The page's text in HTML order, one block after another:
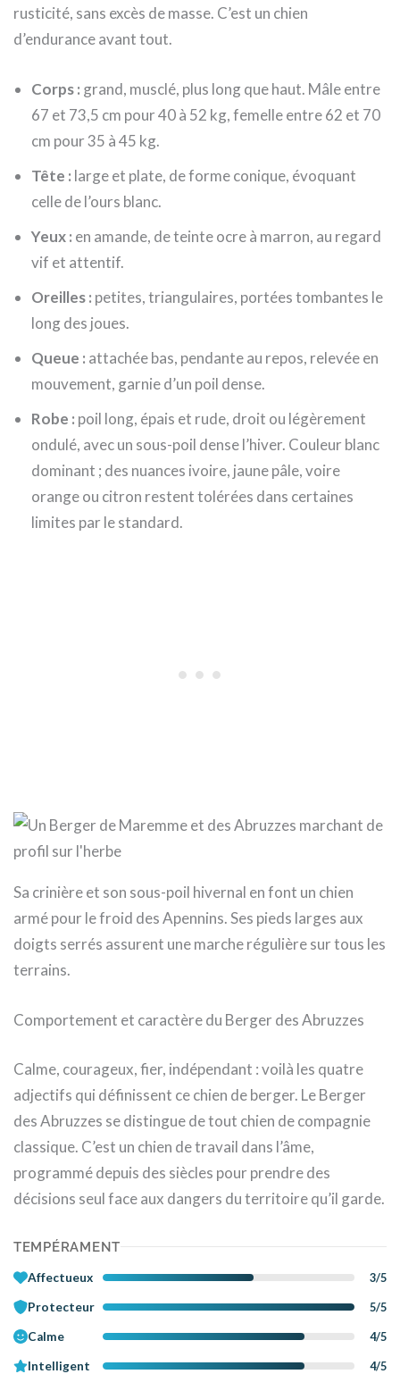
rusticité, sans excès de masse. C’est un chien
d’endurance avant tout.
Corps : grand, musclé, plus long que haut. Mâle entre
67 et 73,5 cm pour 40 à 52 kg, femelle entre 62 et 70
cm pour 35 à 45 kg.
Tête : large et plate, de forme conique, évoquant
celle de l’ours blanc.
Yeux : en amande, de teinte ocre à marron, au regard
vif et attentif.
Oreilles : petites, triangulaires, portées tombantes le
long des joues.
Queue : attachée bas, pendante au repos, relevée en
mouvement, garnie d’un poil dense.
Robe : poil long, épais et rude, droit ou légèrement
ondulé, avec un sous-poil dense l’hiver. Couleur blanc
dominant ; des nuances ivoire, jaune pâle, voire
orange ou citron restent tolérées dans certaines
limites par le standard.
Sa crinière et son sous-poil hivernal en font un chien
armé pour le froid des Apennins. Ses pieds larges aux
doigts serrés assurent une marche régulière sur tous les
terrains.
Comportement et caractère du Berger des Abruzzes
Calme, courageux, fier, indépendant : voilà les quatre
adjectifs qui définissent ce chien de berger. Le Berger
des Abruzzes se distingue de tout chien de compagnie
classique. C’est un chien de travail dans l’âme,
programmé depuis des siècles pour prendre des
décisions seul face aux dangers du territoire qu’il garde.
TEMPÉRAMENT
Affectueux 3/5
Protecteur 5/5
Calme 4/5
Intelligent 4/5